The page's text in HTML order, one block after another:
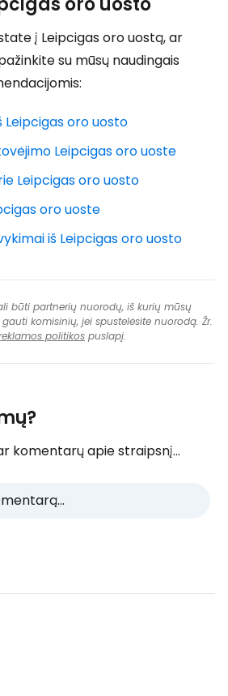
į Leipcigas oro uostą, ar
su mūsų naudingais
Leipcigas oro uosto
Leipcigas oro uoste
Leipcigas oro uosto
oro uoste
iš Leipcigas oro uosto
būti partnerių nuorodų, iš kurių mūsų
komisinių, jei spustelėsite nuorodą. Žr.
politikos puslapį.
komentarų apie straipsnį...